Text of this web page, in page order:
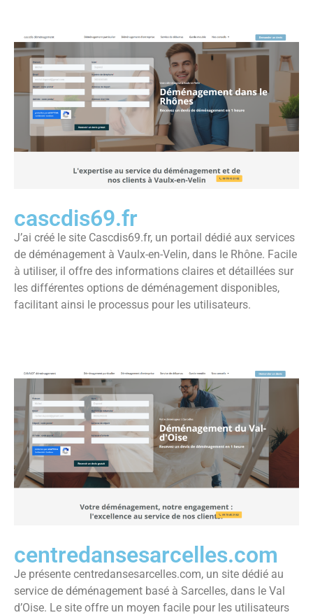
cascdis69.fr
J’ai créé le site Cascdis69.fr, un portail dédié aux services
de déménagement à Vaulx-en-Velin, dans le Rhône. Facile
à utiliser, il offre des informations claires et détaillées sur
les différentes options de déménagement disponibles,
facilitant ainsi le processus pour les utilisateurs.
centredansesarcelles.com
Je présente centredansesarcelles.com, un site dédié au
service de déménagement basé à Sarcelles, dans le Val
d’Oise. Le site offre un moyen facile pour les utilisateurs